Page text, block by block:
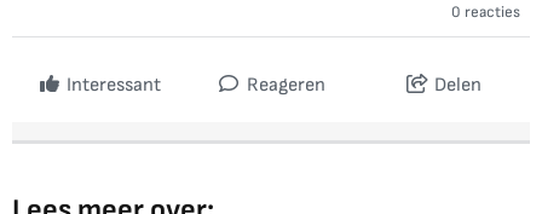
0 reacties
Interessant Reageren Delen